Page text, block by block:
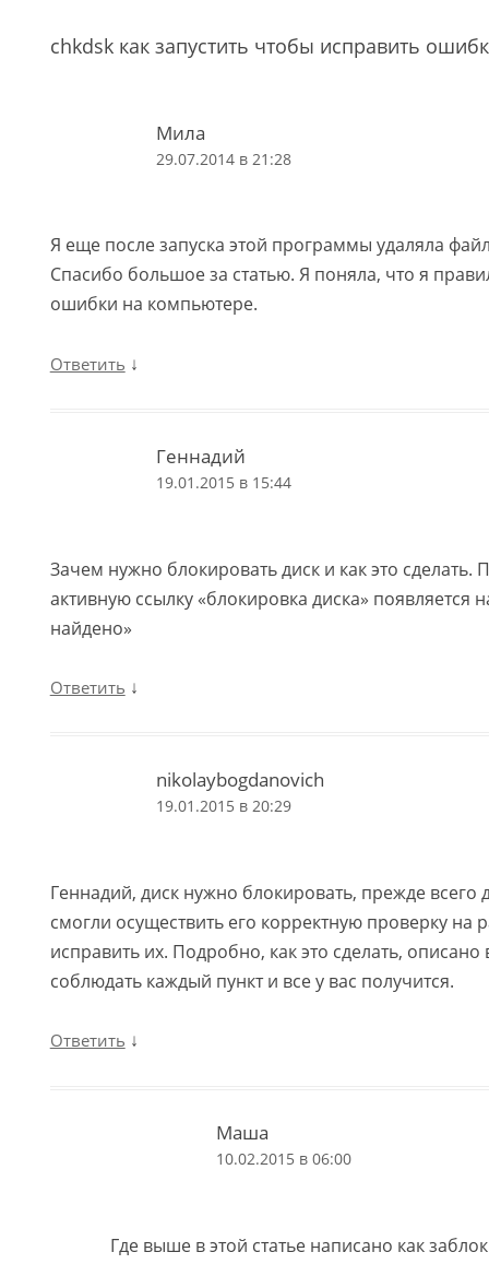
chkdsk как запустить чтобы исправить
Мила
29.07.2014 в 21:28
Я еще после запуска этой программы удаляла
Спасибо большое за статью. Я поняла, что я
ошибки на компьютере.
Ответить ↓
Геннадий
19.01.2015 в 15:44
Зачем нужно блокировать диск и как это сделать.
активную ссылку «блокировка диска» появляется
найдено»
Ответить ↓
nikolaybogdanovich
19.01.2015 в 20:29
Геннадий, диск нужно блокировать, прежде всего
смогли осуществить его корректную проверку
исправить их. Подробно, как это сделать,
соблюдать каждый пункт и все у вас получится.
Ответить ↓
Маша
10.02.2015 в 06:00
Где выше в этой статье написано как